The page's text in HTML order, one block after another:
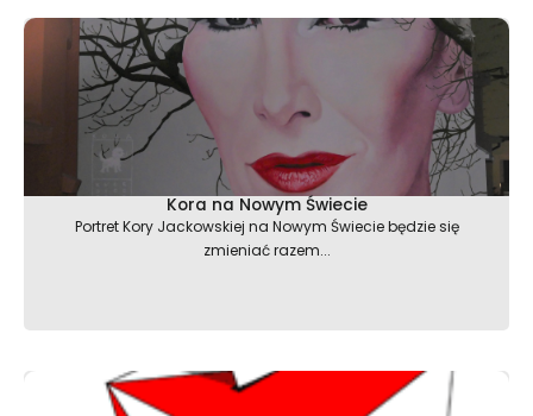
Kora na Nowym Świecie
Portret Kory Jackowskiej na Nowym Świecie będzie się
zmieniać razem...